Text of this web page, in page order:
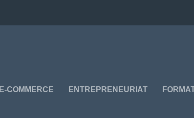
E-COMMERCE ENTREPRENEURIAT